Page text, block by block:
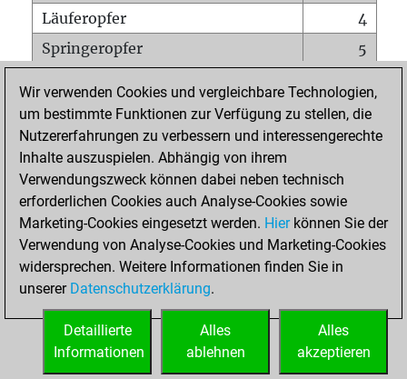
Läuferopfer
4
Springeropfer
5
Matt auf vollem Brett
0
Bauer setzt Matt
0
Erstickte Matts
Unterverwandlungen
Türme auf der siebten
1
STARTSEITE
Wir verwenden Cookies und vergleichbare Technologien,
um bestimmte Funktionen zur Verfügung zu stellen, die
Nutzererfahrungen zu verbessern und interessengerechte
Inhalte auszuspielen. Abhängig von ihrem
Verwendungszweck können dabei neben technisch
erforderlichen Cookies auch Analyse-Cookies sowie
Marketing-Cookies eingesetzt werden. Hierkönnen Sie der
Verwendung von Analyse-Cookies und Marketing-Cookies
widersprechen. Weitere Informationen finden Sie in
unserer Datenschutzerklärung.
Alles
akzeptieren
Alles
ablehnen
Detaillierte
Informationen